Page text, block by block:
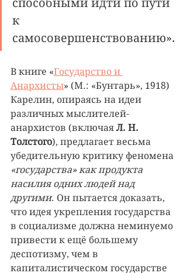
способными идти по пути
к
самосовершенствованию».
В книге «Государство и
Анархисты» (М.: «Бунтарь», 1918)
Карелин, опираясь на идеи
различных мыслителей-
анархистов (включая Л. Н.
Толстого), предлагает весьма
убедительную критику феномена
«государства» как продукта
насилия одних людей над
другими. Он пытается доказать,
что идея укрепления государства
в социализме должна неминуемо
привести к ещё большему
деспотизму, чем в
капиталистическом государстве